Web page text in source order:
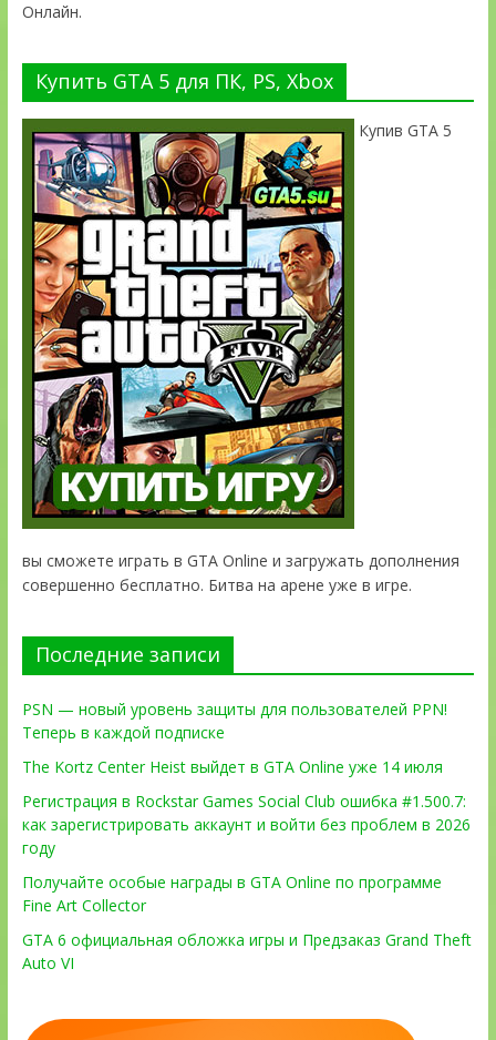
Онлайн.
Купить GTA 5 для ПК, PS, Xbox
Купив GTA 5
вы сможете играть в GTA Online и загружать дополнения
совершенно бесплатно. Битва на арене уже в игре.
Последние записи
PSN — новый уровень защиты для пользователей PPN!
Теперь в каждой подписке
The Kortz Center Heist выйдет в GTA Online уже 14 июля
Регистрация в Rockstar Games Social Club ошибка #1.500.7:
как зарегистрировать аккаунт и войти без проблем в 2026
году
Получайте особые награды в GTA Online по программе
Fine Art Collector
GTA 6 официальная обложка игры и Предзаказ Grand Theft
Auto VI